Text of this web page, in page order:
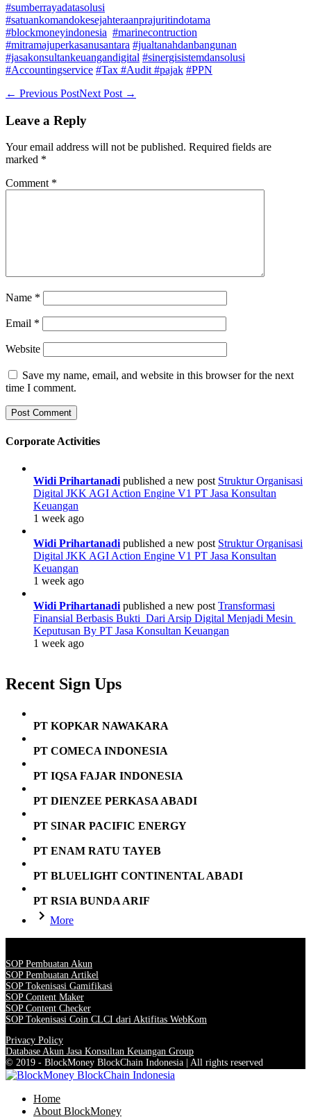
#sumberrayadatasolusi
#satuankomandokesejahteraanprajuritindotama
#blockmoneyindonesia #marinecontruction
#mitramajuperkasanusantara #jualtanahdanbangunan
#jasakonsultankeuangandigital #sinergisistemdansolusi
#Accountingservice #Tax #Audit #pajak #PPN
Post
← Previous PostNext Post →
Leave a Reply
Your email address will not be published. Required fields are
marked *
Comment *
Name *
Email *
Website
Save my name, email, and website in this browser for the next
time I comment.
Corporate Activities
Widi Prihartanadi published a new post Struktur Organisasi
Digital JKK AGI Action Engine V1 PT Jasa Konsultan
Keuangan
1 week ago
Widi Prihartanadi published a new post Struktur Organisasi
Digital JKK AGI Action Engine V1 PT Jasa Konsultan
Keuangan
1 week ago
Widi Prihartanadi published a new post Transformasi
Finansial Berbasis Bukti Dari Arsip Digital Menjadi Mesin
Keputusan By PT Jasa Konsultan Keuangan
1 week ago
Recent Sign Ups
PT KOPKAR NAWAKARA
PT COMECA INDONESIA
PT IQSA FAJAR INDONESIA
PT DIENZEE PERKASA ABADI
PT SINAR PACIFIC ENERGY
PT ENAM RATU TAYEB
PT BLUELIGHT CONTINENTAL ABADI
PT RSIA BUNDA ARIF
More
SOP Pembuatan Akun
SOP Pembuatan Artikel
SOP Tokenisasi Gamifikasi
SOP Content Maker
SOP Content Checker
SOP Tokenisasi Coin CLCI dari Aktifitas WebKom
Privacy Policy
Database Akun Jasa Konsultan Keuangan Group
© 2019 - BlockMoney BlockChain Indonesia | All rights reserved
Home
About BlockMoney